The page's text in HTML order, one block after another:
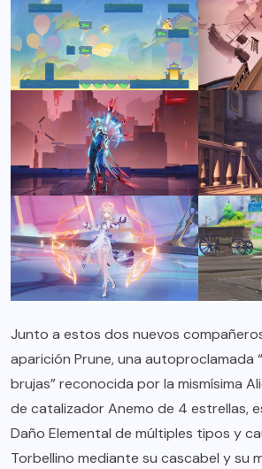
Junto a estos dos nuevos
aparición Prune, una autoproclamada
brujas” reconocida por la mismísima
de catalizador Anemo de 4 estrellas,
Daño Elemental de múltiples tipos y
Torbellino mediante su cascabel y su